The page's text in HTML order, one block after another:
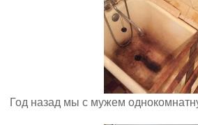
Год назад мы с мужем